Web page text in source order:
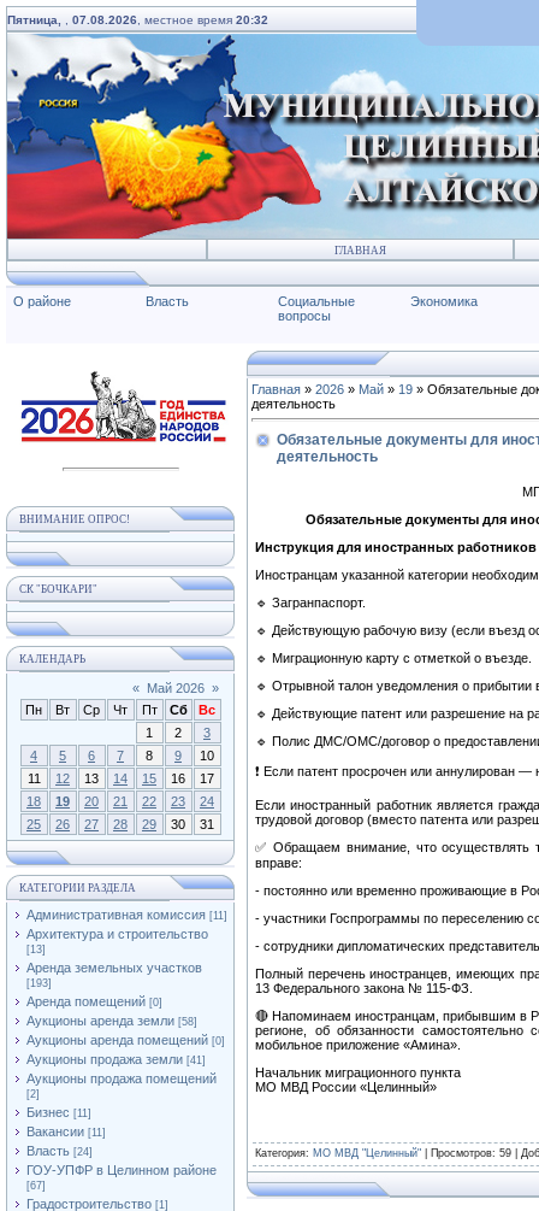
Пятница, 07.08.2026 , местное время 20:32
ГЛАВНАЯ
О районе Власть
Социальные
вопросы
Экономика
ВНИМАНИЕ ОПРОС!
СК "БОЧКАРИ"
КАЛЕНДАРЬ
« Май 2026 »
Пн
Вт Ср Чт Пт Сб
Вс
1
2
3
4
5 6 7 8 9
10
11
12 13 14 15 16
17
18
19 20 21 22 23
24
25
26 27 28 29 30 31
КАТЕГОРИИ РАЗДЕЛА
Административная комиссия [11]
Архитектура и строительство
[13]
Аренда земельных участков
[193]
Аренда помещений [0]
Аукционы аренда земли [58]
Аукционы аренда помещений [0]
Аукционы продажа земли [41]
Аукционы продажа помещений
[2]
Бизнес [11]
Вакансии [11]
Власть [24]
ГОУ-УПФР в Целинном районе
[67]
Градостроительство [1]
Главная » 2026 » Май » 19 » Обязательные
деятельность
Обязательные документы для
деятельность
Обязательные документы для
Инструкция для иностранных работников
Иностранцам указанной категории
🔹 Загранпаспорт.
🔹 Действующую рабочую визу (если въезд
🔹 Миграционную карту с отметкой о въезде.
🔹 Отрывной талон уведомления о прибытии
🔹 Действующие патент или разрешение на
🔹 Полис ДМС/ОМС/договор о
❗ Если патент просрочен или аннулирован
Если иностранный работник является
трудовой договор (вместо патента или
✅ Обращаем внимание, что осуществлять
вправе:
- постоянно или временно проживающие в
- участники Госпрограммы по переселению
- сотрудники дипломатических
Полный перечень иностранцев, имеющих
13 Федерального закона № 115-ФЗ.
🔴 Напоминаем иностранцам, прибывшим в
регионе, об обязанности
мобильное приложение «Амина».
Начальник миграционного пункта
МО МВД России «Целинный»
Категория: МО МВД "Целинный" Просмотров: 59 |